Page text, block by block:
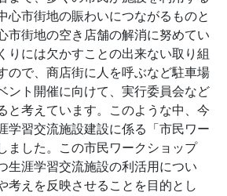
心市街地の賑わいにつながるものと
市街地の空き店舗の解消に努めてい
りには欠かすことの出来ない取り組
ので、商店街に人を呼ぶなど駐車場
ント開催に向けて、実行委員会など
と考えています。このような中、今
学習交流施設建設に係る「市民ワー
ました。この市民ワークショップ
生涯学習交流施設の利活用につい
考えを反映させることを目的とし